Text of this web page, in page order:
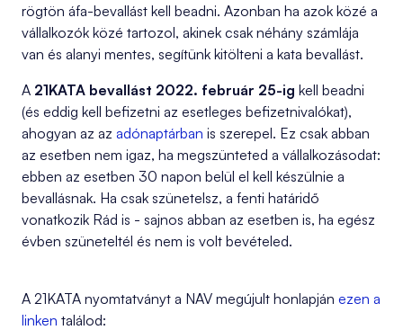
rögtön áfa-bevallást kell beadni. Azonban ha azok közé a
vállalkozók közé tartozol, akinek csak néhány számlája
van és alanyi mentes, segítünk kitölteni a kata bevallást.
A 21KATA bevallást 2022. február 25-ig kell beadni
(és eddig kell befizetni az esetleges befizetnivalókat),
ahogyan az az adónaptárban is szerepel. Ez csak abban
az esetben nem igaz, ha megszünteted a vállalkozásodat:
ebben az esetben 30 napon belül el kell készülnie a
bevallásnak. Ha csak szünetelsz, a fenti határidő
vonatkozik Rád is - sajnos abban az esetben is, ha egész
évben szüneteltél és nem is volt bevételed.
A 21KATA nyomtatványt a NAV megújult honlapján ezen a
linken találod: